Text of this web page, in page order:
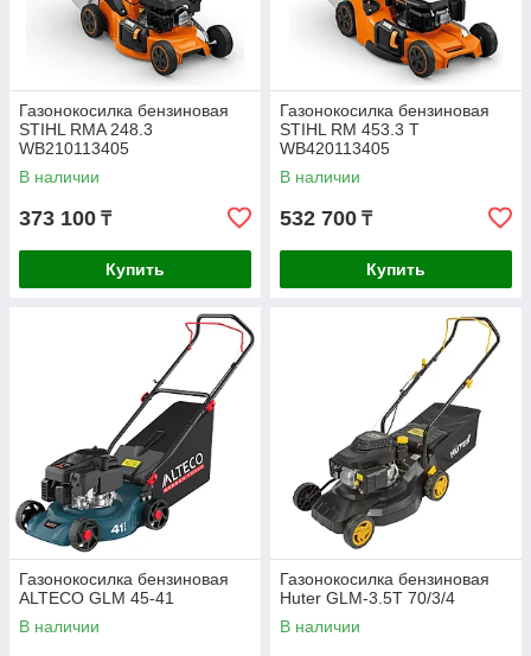
Газонокосилка бензиновая
STIHL RMA 248.3
WB210113405
В наличии
373 100 ₸
Купить
Газонокосилка бензиновая
STIHL RM 453.3 T
WB420113405
В наличии
532 700 ₸
Купить
Газонокосилка бензиновая
ALTECO GLM 45-41
В наличии
Газонокосилка бензиновая
Huter GLM-3.5T 70/3/4
В наличии